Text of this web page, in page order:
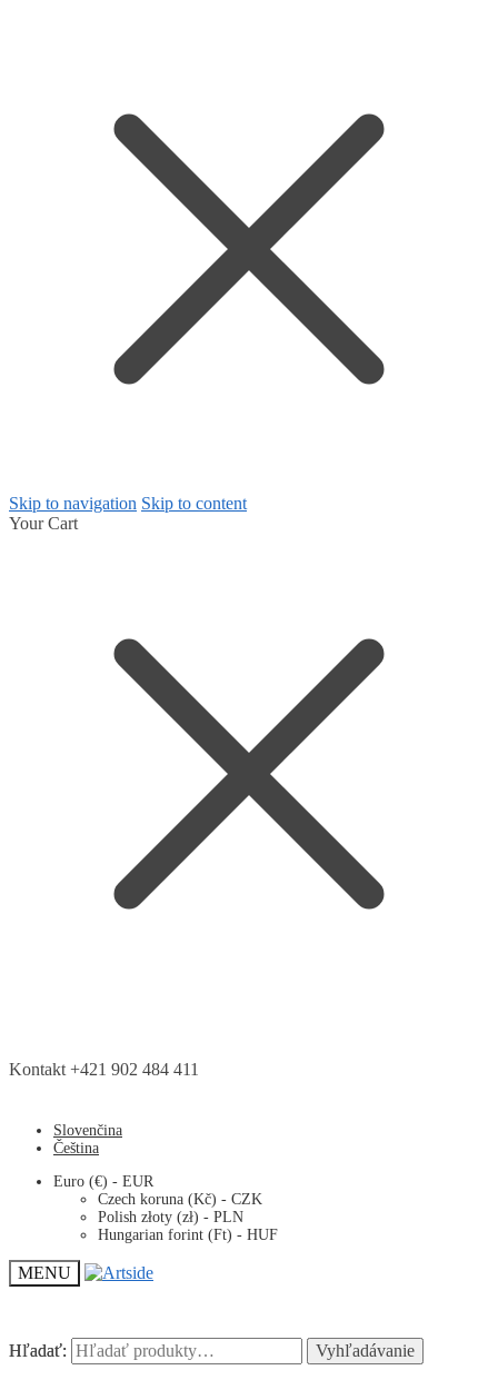
Skip to navigation Skip to content
Your Cart
Kontakt +421 902 484 411
Slovenčina
Čeština
Euro (€) - EUR
Czech koruna (Kč) - CZK
Polish złoty (zł) - PLN
Hungarian forint (Ft) - HUF
MENU
Hľadať: Vyhľadávanie
Hľadať: Vyhľadávanie